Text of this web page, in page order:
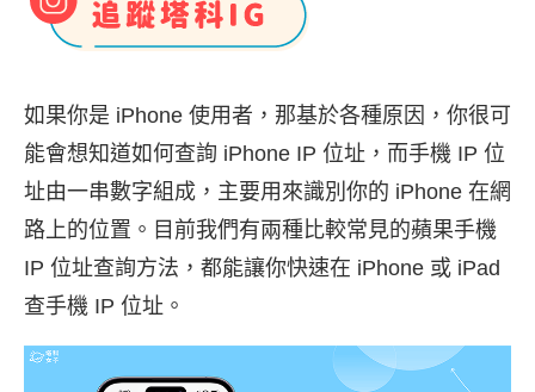
如果你是 iPhone 使用者，那基於各種原因，你很可
能會想知道如何查詢 iPhone IP 位址，而手機 IP 位
址由一串數字組成，主要用來識別你的 iPhone 在網
路上的位置。目前我們有兩種比較常見的蘋果手機
IP 位址查詢方法，都能讓你快速在 iPhone 或 iPad
查手機 IP 位址。